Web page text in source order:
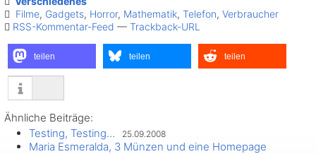
Filme, Gadgets, Horror, Mathematik, Telefon, Verbraucher
RSS-Kommentar-Feed — Trackback-URL
teilen teilen teilen
Ähnliche Beiträge:
Testing, Testing…
25.09.2008
Maria Esmeralda, 3 Münzen und eine Homepage